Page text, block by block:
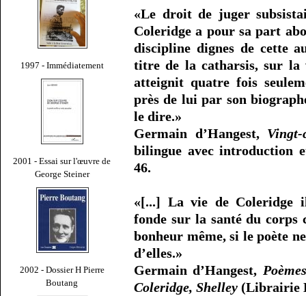
1997 - Immédiatement
2001 - Essai sur l'œuvre de
George Steiner
2002 - Dossier H Pierre
Boutang
«Le droit de juger
Coleridge a pour sa part
discipline dignes de cette
titre de la catharsis, sur la
atteignit quatre fois
près de lui par son
le dire.»
Germain d’Hangest,
bilingue avec introduction
46.
«[...] La vie de Coleridge
fonde sur la santé du
bonheur même, si le poète
d’elles.»
Germain d’Hangest,
Coleridge, Shelley (Librairie